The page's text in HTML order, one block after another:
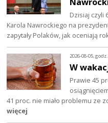
Dzisiaj czyli
Karola Nawrockiego na
zapytały Polaków, jak oceniają
2026-08-05,
W
Prawie 45
41 proc. nie miało problemu ze
więcej